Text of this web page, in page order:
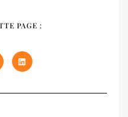
de NATIVES en
À offrir et à
PAGE :